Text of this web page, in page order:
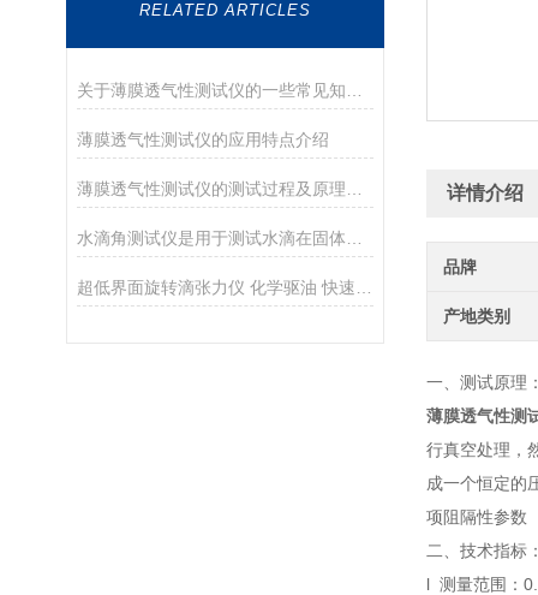
RELATED ARTICLES
薄膜透气性测试仪的应用特点介绍
详情介绍
品牌
产地类别
一、测试原理
薄膜透气性测
行真空处理，
成一个恒定的
项阻隔性参数
二、技术指标
l 测量范围：